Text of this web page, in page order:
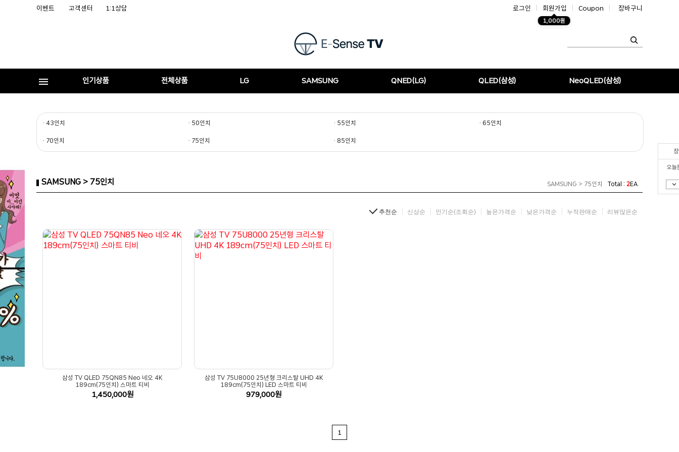
1:1상담
고객센터
이벤트 로그인 회원가입
1,000원
Coupon 장바구니
인기상품 전체상품 LG SAMSUNG QNED(LG) QLED(삼성) NeoQLED(삼성)
오늘
· 43인치 · 50인치 · 55인치 · 65인치
· 70인치 · 75인치 · 85인치
SAMSUNG > 75인치 SAMSUNG > 75인치 Total : 2EA
추천순 신상순 인기순(조회순) 높은가격순 낮은가격순 누적판매순 리뷰많은순
삼성 TV QLED 75QN85 Neo 네오 4K
189cm(75인치) 스마트 티비
1,450,000원
삼성 TV 75U8000 25년형 크리스탈 UHD 4K
189cm(75인치) LED 스마트 티비
979,000원